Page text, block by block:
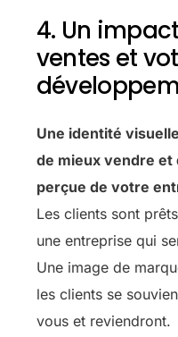
4. Un
ventes et
Une identité
de mieux vendre et
perçue de votre
Les clients sont
une entreprise qui
Une image de
les clients se
vous et reviendront.